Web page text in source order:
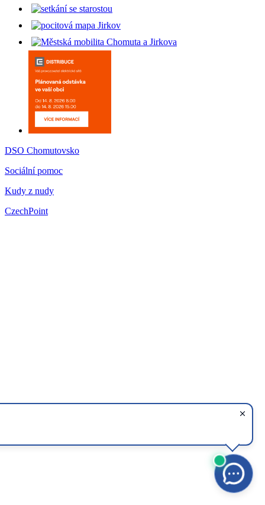
DSO Chomutovsko
Sociální pomoc
Kudy z nudy
CzechPoint